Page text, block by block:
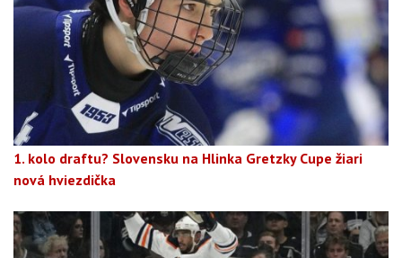
1. kolo draftu? Slovensku na Hlinka Gretzky Cupe žiari
nová hviezdička